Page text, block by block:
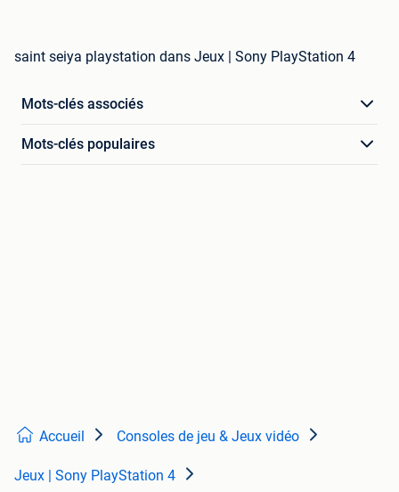
saint seiya playstation dans Jeux | Sony PlayStation 4
Mots-clés associés
Mots-clés populaires
Accueil Consoles de jeu & Jeux vidéo
Jeux | Sony PlayStation 4